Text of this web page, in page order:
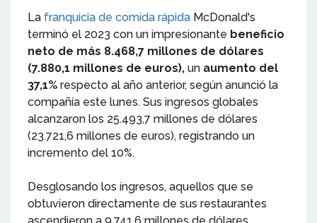
La franquicia de comida rápida McDonald's
terminó el 2023 con un impresionante beneficio
neto de más 8.468,7 millones de dólares
(7.880,1 millones de euros), un aumento del
37,1% respecto al año anterior, según anunció la
compañía este lunes. Sus ingresos globales
alcanzaron los 25.493,7 millones de dólares
(23.721,6 millones de euros), registrando un
incremento del 10%.
Desglosando los ingresos, aquellos que se
obtuvieron directamente de sus restaurantes
ascendieron a 9.741,6 millones de dólares